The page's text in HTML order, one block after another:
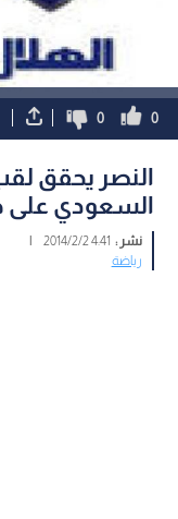
0
0
النصر يحقق
السعودي على
نشر : 4:41 2014/2/2
|
رياضة